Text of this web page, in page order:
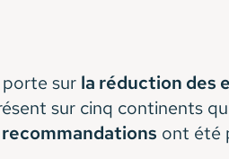
sur la réduction des
sur cinq continents
ont été